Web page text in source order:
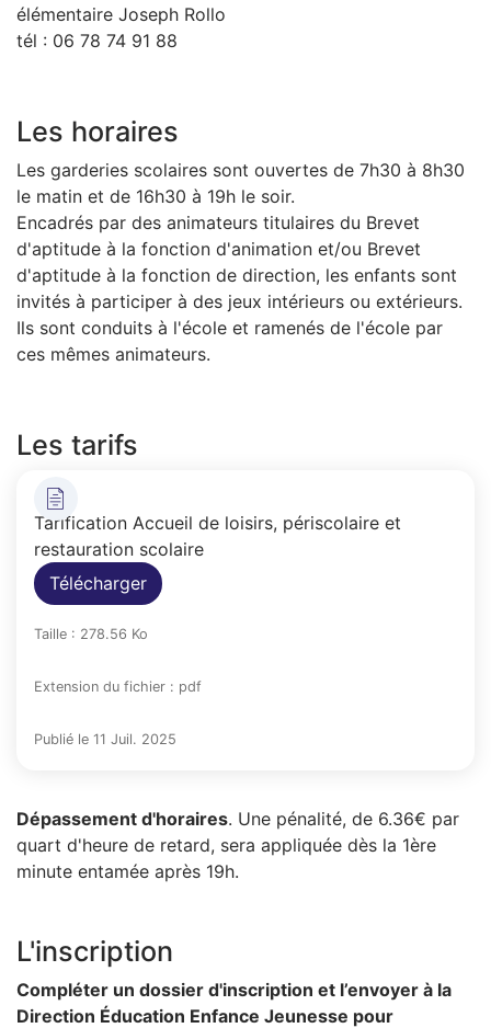
élémentaire Joseph Rollo
tél : 06 78 74 91 88
Les horaires
Les garderies scolaires sont ouvertes de 7h30 à 8h30
le matin et de 16h30 à 19h le soir.
Encadrés par des animateurs titulaires du Brevet
d'aptitude à la fonction d'animation et/ou Brevet
d'aptitude à la fonction de direction, les enfants sont
invités à participer à des jeux intérieurs ou extérieurs.
Ils sont conduits à l'école et ramenés de l'école par
ces mêmes animateurs.
Les tarifs
Tarification Accueil de loisirs, périscolaire et
restauration scolaire
Télécharger
Taille : 278.56 Ko
Extension du fichier : pdf
Publié le 11 Juil. 2025
Dépassement d'horaires. Une pénalité, de 6.36€ par
quart d'heure de retard, sera appliquée dès la 1ère
minute entamée après 19h.
L'inscription
Compléter un dossier d'inscription et l’envoyer à la
Direction Éducation Enfance Jeunesse pour